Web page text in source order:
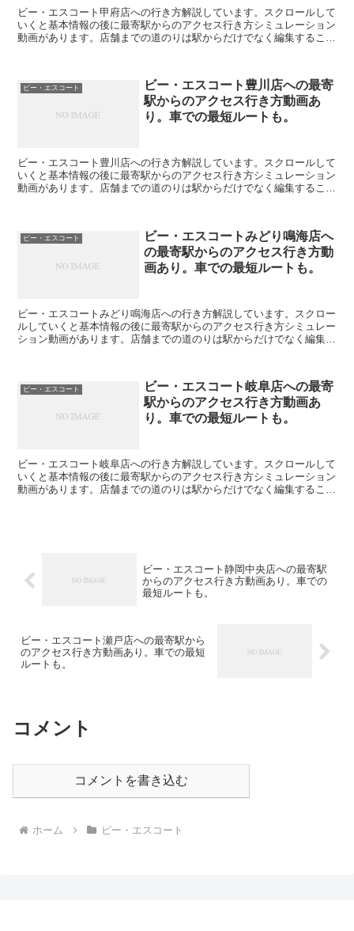
ビー・エスコート甲府店への行き方解説しています。スクロールして
いくと基本情報の後に最寄駅からのアクセス行き方シミュレーション
動画があります。店舗までの道のりは駅からだけでなく編集すること
ビー・エスコート
ビー・エスコート豊川店への最寄
駅からのアクセス行き方動画あ
り。車での最短ルートも。
ビー・エスコート豊川店への行き方解説しています。スクロールして
いくと基本情報の後に最寄駅からのアクセス行き方シミュレーション
動画があります。店舗までの道のりは駅からだけでなく編集すること
ビー・エスコート
ビー・エスコートみどり鳴海店へ
の最寄駅からのアクセス行き方動
画あり。車での最短ルートも。
ビー・エスコートみどり鳴海店への行き方解説しています。スクロー
ルしていくと基本情報の後に最寄駅からのアクセス行き方シミュレー
ション動画があります。店舗までの道のりは駅からだけでなく編集す
ビー・エスコート
ビー・エスコート岐阜店への最寄
駅からのアクセス行き方動画あ
り。車での最短ルートも。
ビー・エスコート岐阜店への行き方解説しています。スクロールして
いくと基本情報の後に最寄駅からのアクセス行き方シミュレーション
動画があります。店舗までの道のりは駅からだけでなく編集すること
ビー・エスコート静岡中央店への最寄駅
からのアクセス行き方動画あり。車での
最短ルートも。
ビー・エスコート瀬戸店への最寄駅から
のアクセス行き方動画あり。車での最短
ルートも。
コメント
コメントを書き込む
ホーム ビー・エスコート